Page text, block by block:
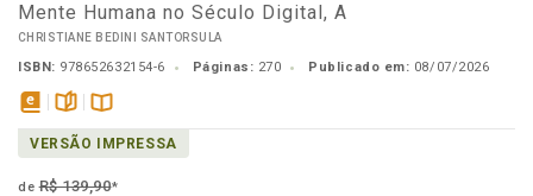
Mente Humana no Século Digital, A
CHRISTIANE BEDINI SANTORSULA
ISBN: 978652632154-6 Páginas: 270 Publicado em: 08/07/2026
disponível
em
páginasDisponível
na
VERSÃO IMPRESSA
deR$ 139,90*